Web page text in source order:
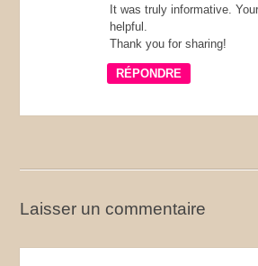
RÉPONDRE
It was truly informative.
helpful.
Thank you for sharing!
Laisser un commentaire